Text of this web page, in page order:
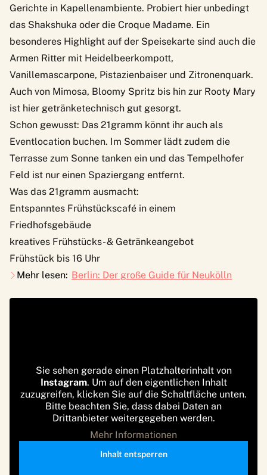
Gerichte in Kapellenambiente. Probiert hier unbedingt
das Shakshuka oder die Croque Madame. Ein
besonderes Highlight auf der Speisekarte sind auch die
Armen Ritter mit Heidelbeerkompott,
Vanillemascarpone, Pistazienbaiser und Zitronenquark.
Auch von Mimosa, Bloomy Spritz bis hin zur Rooty Mary
ist hier getränketechnisch gut gesorgt.
Schon gewusst: Das 21gramm könnt ihr auch als
Eventlocation buchen. Im Sommer lädt zudem die
Terrasse zum Sonne tanken ein und das Tempelhofer
Feld ist nur einen Spaziergang entfernt.
Was das 21gramm ausmacht:
Entspanntes Frühstückscafé in einem
Friedhofsgebäude
kreatives Frühstücks- & Getränkeangebot
Frühstück bis 16 Uhr
Mehr lesen: Berlin: Der große Guide für Neukölln
Sie sehen gerade einen Platzhalterinhalt von
Instagram. Um auf den eigentlichen Inhalt
zuzugreifen, klicken Sie auf die Schaltfläche unten.
Bitte beachten Sie, dass dabei Daten an
Drittanbieter weitergegeben werden.
Mehr Informationen
Inhalt entsperren